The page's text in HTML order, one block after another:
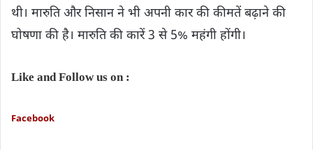
थी। मारुति और निसान ने भी अपनी कार की कीमतें बढ़ाने की
घोषणा की है। मारुति की कारें 3 से 5% महंगी होंगी।
Like and Follow us on :
Facebook